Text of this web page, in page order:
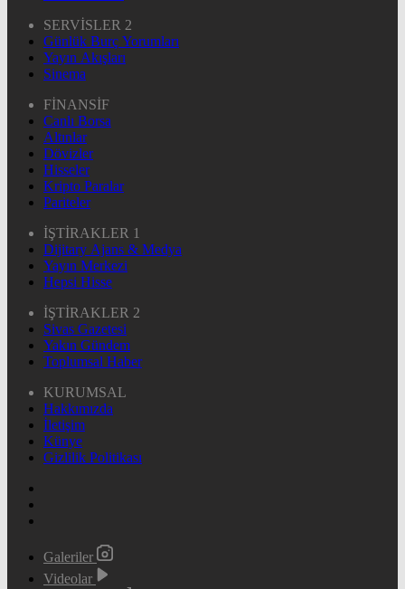
SERVİSLER 2
Günlük Burç Yorumları
Yayın Akışları
Sinema
FİNANSİF
Canlı Borsa
Altınlar
Dövizler
Hisseler
Kripto Paralar
Pariteler
İŞTİRAKLER 1
Dijitary Ajans & Medya
Yayın Merkezi
Hepsi Hisse
İŞTİRAKLER 2
Sivas Gazetesi
Yakın Gündem
Toplumsal Haber
KURUMSAL
Hakkımızda
İletişim
Künye
Gizlilik Politikası
Galeriler
Videolar